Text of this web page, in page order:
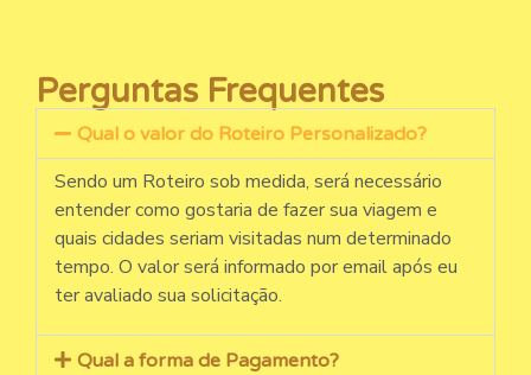
Perguntas Frequentes
Qual o valor do Roteiro Personalizado?
Sendo um Roteiro sob medida, será necessário
entender como gostaria de fazer sua viagem e
quais cidades seriam visitadas num determinado
tempo. O valor será informado por email após eu
ter avaliado sua solicitação.
Qual a forma de Pagamento?